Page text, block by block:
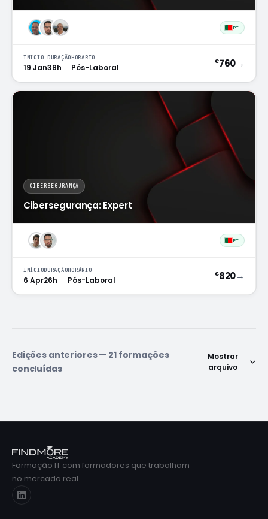
PT
INÍCIO
19 Jan
DURAÇÃO
38h
HORÁRIO
Pós-Laboral
€760→
CIBERSEGURANÇA
Cibersegurança: Expert
PT
INÍCIO
6 Apr
DURAÇÃO
26h
HORÁRIO
Pós-Laboral
€820→
Edições anteriores — 21 formações
concluídas
Mostrar
arquivo
Formação IT com formadores que trabalham
no mercado real.